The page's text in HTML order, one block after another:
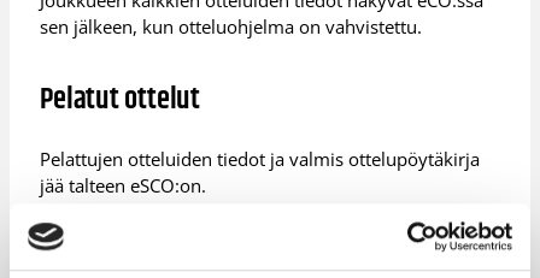
sen jälkeen, kun otteluohjelma on vahvistettu.
Pelatut ottelut
Pelattujen otteluiden tiedot ja valmis ottelupöytäkirja
jää talteen eSCO:on.
eSCO:ssa pidettyä ottelupöytäkirjaa ei enää tarvitse
lähettää sarjavastaavalle, koska hän saa haettua sen